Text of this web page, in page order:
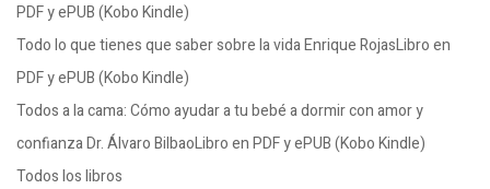
PDF y ePUB (Kobo Kindle)
Todo lo que tienes que saber sobre la vida Enrique RojasLibro en
PDF y ePUB (Kobo Kindle)
Todos a la cama: Cómo ayudar a tu bebé a dormir con amor y
confianza Dr. Álvaro BilbaoLibro en PDF y ePUB (Kobo Kindle)
Todos los libros